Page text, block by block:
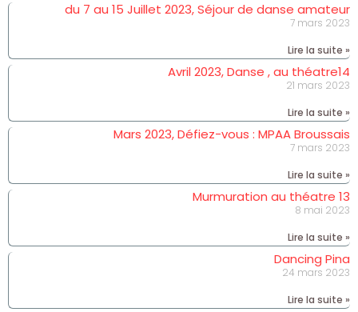
du 7 au 15 Juillet 2023, Séjour de danse amateur
7 mars 2023
Lire la suite »
Avril 2023, Danse , au théatre14
21 mars 2023
Lire la suite »
Mars 2023, Défiez-vous : MPAA Broussais
7 mars 2023
Lire la suite »
Murmuration au théatre 13
8 mai 2023
Lire la suite »
Dancing Pina
24 mars 2023
Lire la suite »